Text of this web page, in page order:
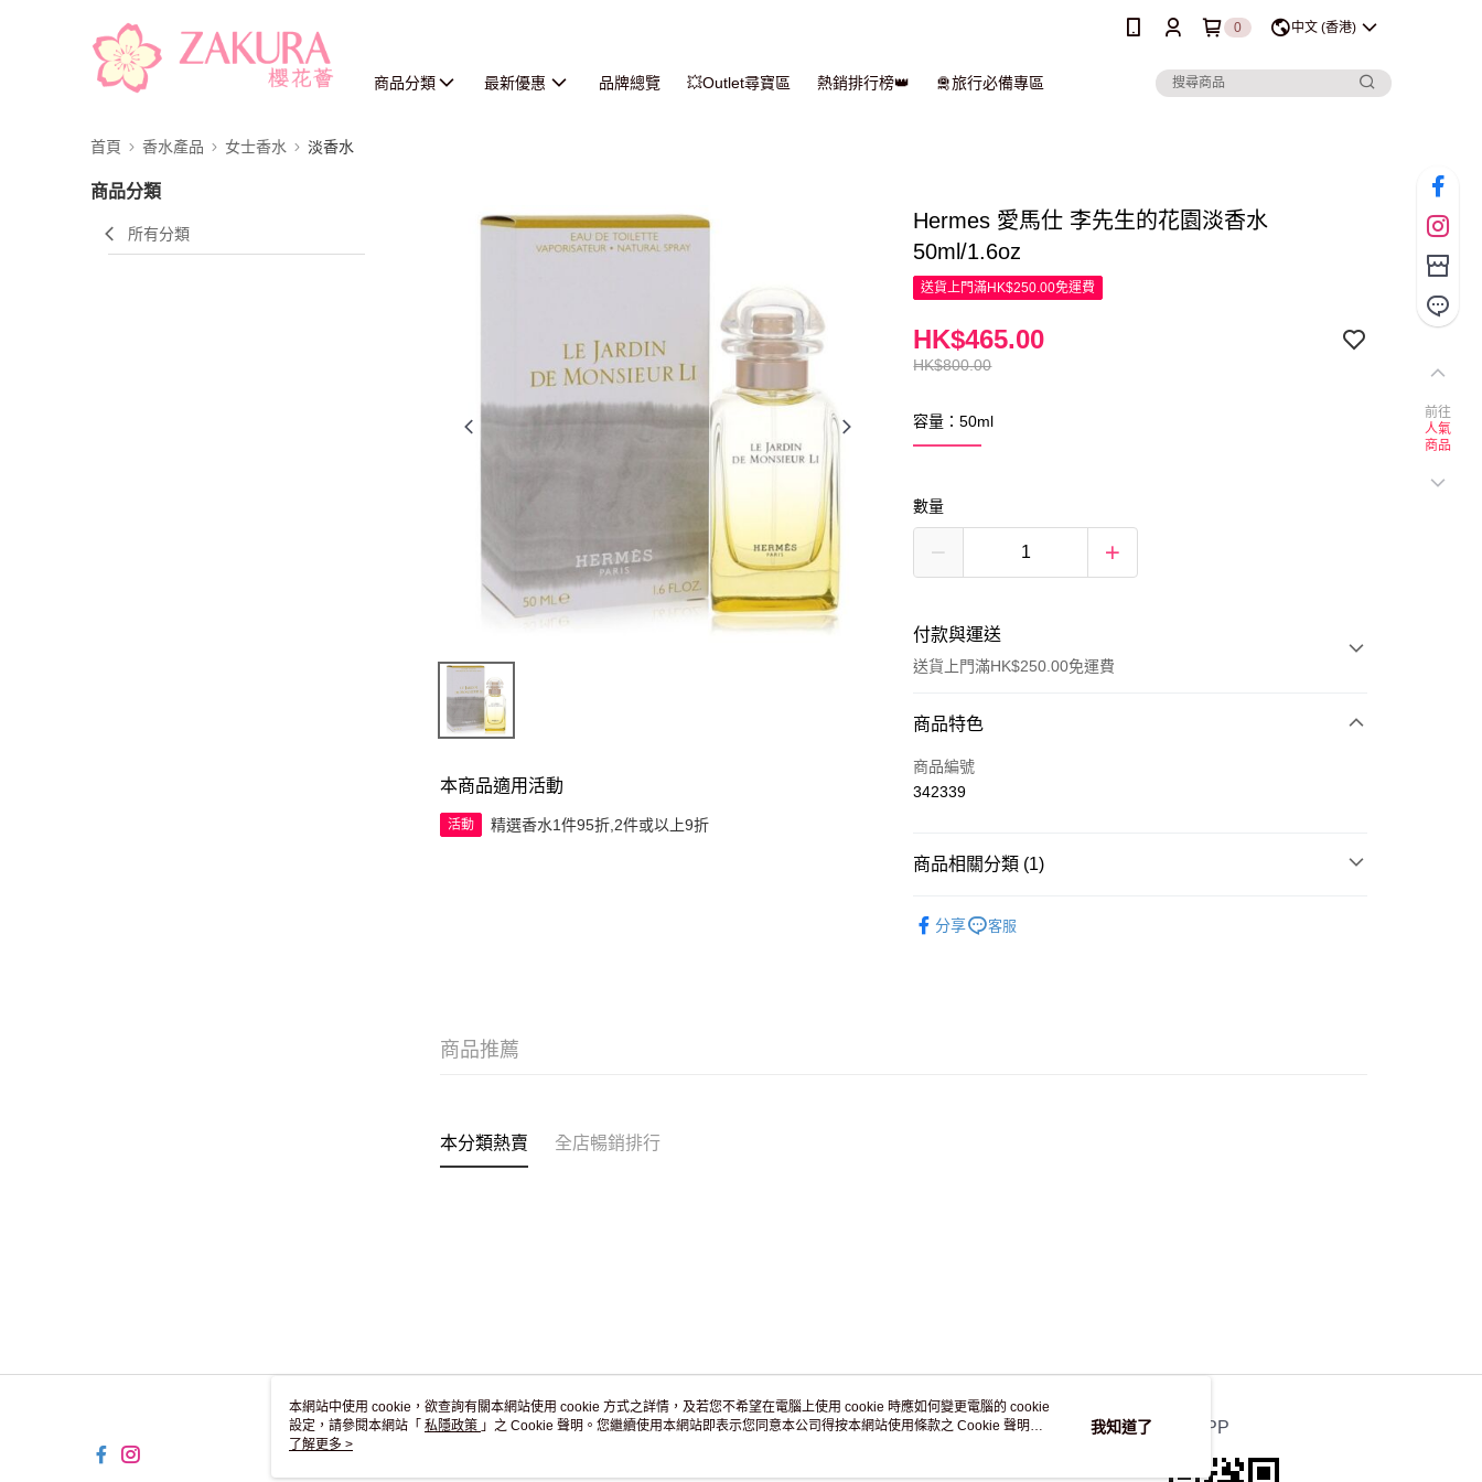
0 中文 (香港)
商品分類 最新優惠 品牌總覽 💥Outlet尋寶區 熱銷排行榜👑 🛅旅行必備專區
首頁 香水產品 女士香水 淡香水
商品分類
所有分類
本商品適用活動
活動 精選香水1件95折,2件或以上9折
Hermes 愛馬仕 李先生的花園淡香水
50ml/1.6oz
送貨上門滿HK$250.00免運費
HK$800.00
HK$465.00
容量：50ml
數量
付款與運送
送貨上門滿HK$250.00免運費
付款方式
信用卡
商品特色
商品編號
342339
商品相關分類 (1)
分享
客服
商品推薦
本分類熱賣 全店暢銷排行
關於我們 客戶服務 官方APP
前往
人氣
商品
本網站中使用 cookie，欲查詢有關本網站使用 cookie 方式之詳情，及若您不希望在電腦上使用 cookie 時應如何變更電腦的 cookie
設定，請參閱本網站「 私隱政策 」之 Cookie 聲明。您繼續使用本網站即表示您同意本公司得按本網站使用條款之 Cookie 聲明使
用 cookie。
了解更多 >
我知道了